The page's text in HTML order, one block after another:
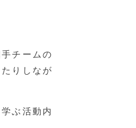
チームの
なが
ぶ活動内